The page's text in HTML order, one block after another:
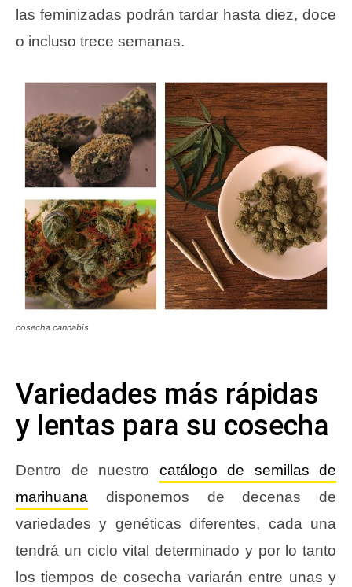
las feminizadas podrán tardar hasta diez, doce
o incluso trece semanas.
cosecha cannabis
Variedades más rápidas
y lentas para su cosecha
Dentro de nuestro catálogo de semillas de
marihuana disponemos de decenas de
variedades y genéticas diferentes, cada una
tendrá un ciclo vital determinado y por lo tanto
los tiempos de cosecha variarán entre unas y